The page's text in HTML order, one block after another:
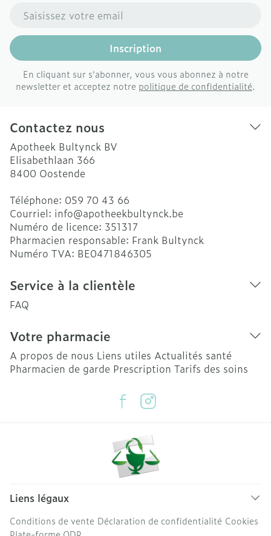
Adresse mail
Inscription
En cliquant sur s'abonner, vous vous abonnez à notre
newsletter et acceptez notre politique de confidentialité.
Contactez nous
Apotheek Bultynck BV
Elisabethlaan 366
8400 Oostende
Téléphone: 059 70 43 66
Courriel: info@apotheekbultynck.be
Numéro de licence: 351317
Pharmacien responsable: Frank Bultynck
Numéro TVA: BE0471846305
Service à la clientèle
FAQ
Votre pharmacie
A propos de nous Liens utiles Actualités santé
Pharmacien de garde Prescription Tarifs des soins
Liens légaux
Conditions de vente Déclaration de confidentialité Cookies